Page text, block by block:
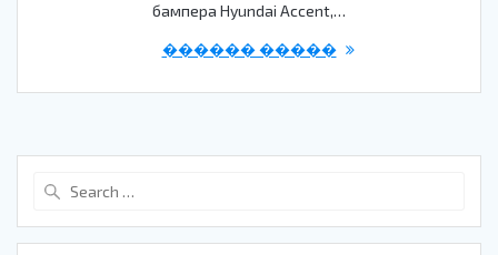
бампера Hyundai Accent,…
������ �����